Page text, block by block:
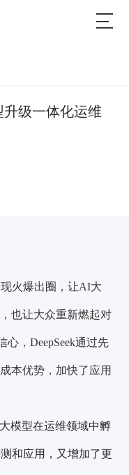
升级一体化运维
火爆出圈，让AI大
也让大众重新燃起对
心，DeepSeek通过先
本优势，加快了应用
模型在运维领域中孵
和应用，又增加了更